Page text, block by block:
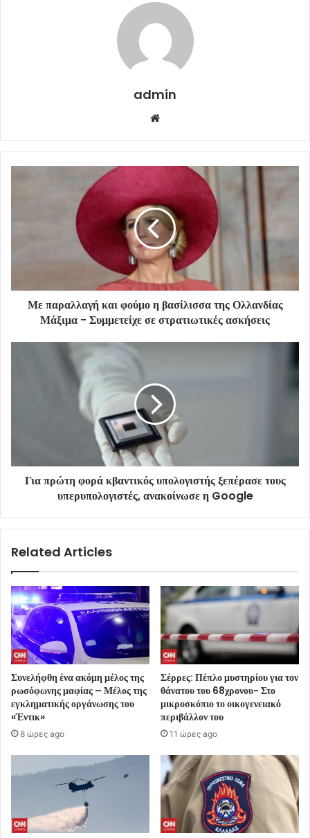
admin
Με παραλλαγή και φούμο η βασίλισσα της Ολλανδίας
Μάξιμα - Συμμετείχε σε στρατιωτικές ασκήσεις
Για πρώτη φορά κβαντικός υπολογιστής ξεπέρασε τους
υπερυπολογιστές, ανακοίνωσε η Google
Related Articles
Συνελήφθη ένα ακόμη μέλος της
ρωσόφωνης μαφίας – Μέλος της
εγκληματικής οργάνωσης του
«Έντικ»
8 ώρες ago
Σέρρες: Πέπλο μυστηρίου για τον
θάνατου του 68χρονου- Στο
μικροσκόπιο το οικογενειακό
περιβάλλον του
11 ώρες ago